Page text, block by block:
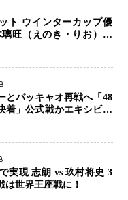
ト ウインターカップ優
璃旺（えのき・りお）が
―。
とパッキャオ再戦へ「48
着」公式戦かエキシビシ
実現 志朗 vs 玖村将史 3
は世界王座戦に！